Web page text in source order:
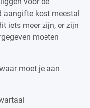
aangifte kost meestal
iets meer zijn, er zijn
moeten
moet je aan